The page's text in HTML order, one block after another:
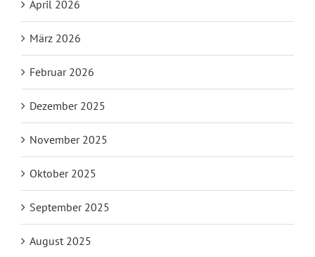
April 2026
März 2026
Februar 2026
Dezember 2025
November 2025
Oktober 2025
September 2025
August 2025